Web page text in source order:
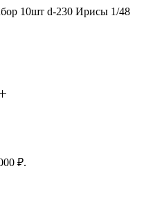
10шт d-230 Ирисы 1/48
₽.